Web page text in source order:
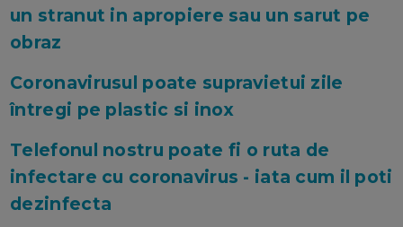
un stranut in apropiere sau un sarut pe
obraz
Coronavirusul poate supravietui zile
întregi pe plastic si inox
Telefonul nostru poate fi o ruta de
infectare cu coronavirus - iata cum il poti
dezinfecta